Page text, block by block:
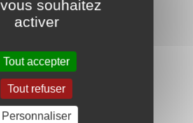
9 juin 2024.
de vote :
des Verreries
Jean Régnier
social
souhaitez
activer
Tout accepter
Tout refuser
Personnaliser